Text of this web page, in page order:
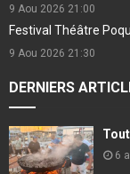
9 Aou 2026 21:00
Festival Théâtre
9 Aou 2026 21:30
DERNIERS
6